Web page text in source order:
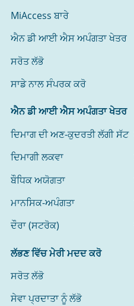
MiAccess ਬਾਰੇ
ਐਨ ਡੀ ਆਈ ਐਸ ਅਪੰਗਤਾ ਖੇਤਰ
ਸਰੋਤ ਲੱਭੋ
ਸਾਡੇ ਨਾਲ ਸੰਪਰਕ ਕਰੋ
ਐਨ ਡੀ ਆਈ ਐਸ ਅਪੰਗਤਾ ਖੇਤਰ
ਦਿਮਾਗ ਦੀ ਅਣ-ਕੁਦਰਤੀ ਲੱਗੀ ਸੱਟ
ਦਿਮਾਗੀ ਲਕਵਾ
ਬੌਧਿਕ ਅਯੋਗਤਾ
ਮਾਨਸਿਕ-ਅਪੰਗਤਾ
ਦੌਰਾ (ਸਟਰੋਕ)
ਲੱਭਣ ਵਿੱਚ ਮੇਰੀ ਮਦਦ ਕਰੋ
ਸਰੋਤ ਲੱਭੋ
ਸੇਵਾ ਪ੍ਰਦਾਤਾ ਨੂੰ ਲੱਭੋ